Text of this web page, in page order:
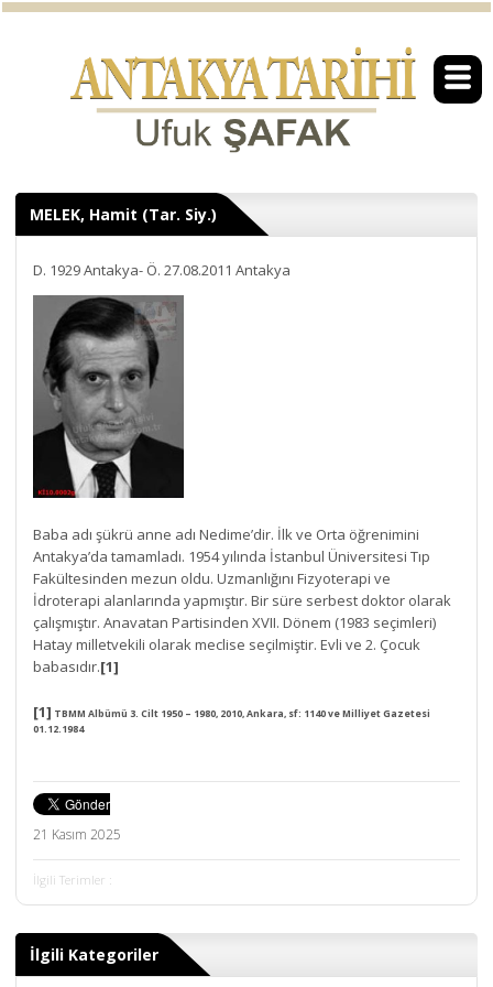
MELEK, Hamit (Tar. Siy.)
D. 1929 Antakya- Ö. 27.08.2011 Antakya
Baba adı şükrü anne adı Nedime’dir. İlk ve Orta öğrenimini
Antakya’da tamamladı. 1954 yılında İstanbul Üniversitesi Tıp
Fakültesinden mezun oldu. Uzmanlığını Fizyoterapi ve
İdroterapi alanlarında yapmıştır. Bir süre serbest doktor olarak
çalışmıştır. Anavatan Partisinden XVII. Dönem (1983 seçimleri)
Hatay milletvekili olarak meclise seçilmiştir. Evli ve 2. Çocuk
babasıdır.[1]
[1] TBMM Albümü 3. Cilt 1950 – 1980, 2010, Ankara, sf: 1140 ve Milliyet Gazetesi
01.12.1984
21 Kasım 2025
İlgili Terimler :
İlgili Kategoriler